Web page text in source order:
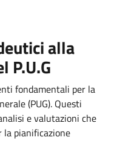
alla
P.U.G
fondamentali per la
(PUG). Questi
e valutazioni che
pianificazione